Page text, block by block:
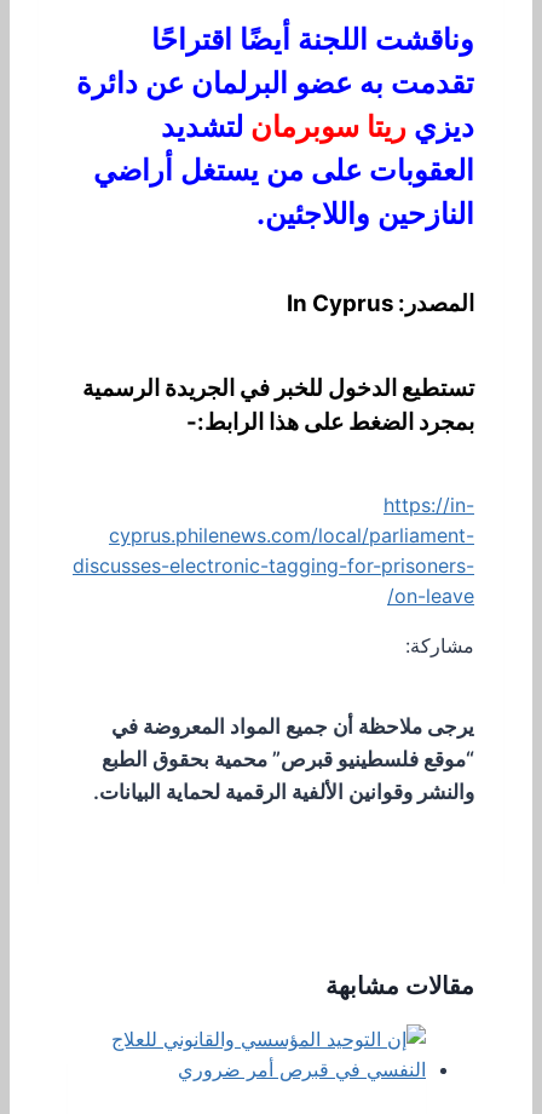
وناقشت اللجنة أيضًا اقتراحًا
تقدمت به عضو البرلمان عن دائرة
ديزي ريتا سوبرمان لتشديد
العقوبات على من يستغل أراضي
النازحين واللاجئين.
المصدر: In Cyprus
تستطيع الدخول للخبر في الجريدة الرسمية
بمجرد الضغط على هذا الرابط:-
https://in-
cyprus.philenews.com/local/parliament-
discusses-electronic-tagging-for-prisoners-
on-leave/
مشاركة:
يرجى ملاحظة أن جميع المواد المعروضة في
“موقع فلسطينيو قبرص” محمية بحقوق الطبع
والنشر وقوانين الألفية الرقمية لحماية البيانات.
مقالات مشابهة